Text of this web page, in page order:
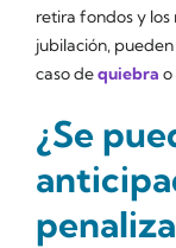
retira fondos y
jubilación,
caso dequiebra o
¿Se